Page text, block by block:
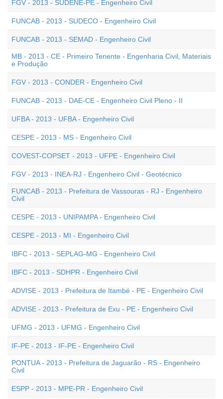
FGV - 2013 - SUDENE-PE - Engenheiro Civil
FUNCAB - 2013 - SUDECO - Engenheiro Civil
FUNCAB - 2013 - SEMAD - Engenheiro Civil
MB - 2013 - CE - Primeiro Tenente - Engenharia Civil, Materiais
e Produção
FGV - 2013 - CONDER - Engenheiro Civil
FUNCAB - 2013 - DAE-CE - Engenheiro Civil Pleno - II
UFBA - 2013 - UFBA - Engenheiro Civil
CESPE - 2013 - MS - Engenheiro Civil
COVEST-COPSET - 2013 - UFPE - Engenheiro Civil
FGV - 2013 - INEA-RJ - Engenheiro Civil - Geotécnico
FUNCAB - 2013 - Prefeitura de Vassouras - RJ - Engenheiro
Civil
CESPE - 2013 - UNIPAMPA - Engenheiro Civil
CESPE - 2013 - MI - Engenheiro Civil
IBFC - 2013 - SEPLAG-MG - Engenheiro Civil
IBFC - 2013 - SDHPR - Engenheiro Civil
ADVISE - 2013 - Prefeitura de Itambé - PE - Engenheiro Civil
ADVISE - 2013 - Prefeitura de Exu - PE - Engenheiro Civil
UFMG - 2013 - UFMG - Engenheiro Civil
IF-PE - 2013 - IF-PE - Engenheiro Civil
PONTUA - 2013 - Prefeitura de Jaguarão - RS - Engenheiro
Civil
ESPP - 2013 - MPE-PR - Engenheiro Civil